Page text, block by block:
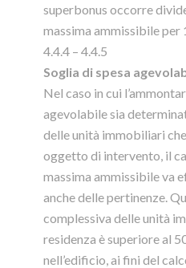
superbonus occorre
massima ammissibile per
4.4.4 – 4.4.5
Soglia di spesa
Nel caso in cui
agevolabile sia
delle unità immobiliari
oggetto di intervento, il
massima ammissibile va
anche delle pertinenze.
complessiva delle unità
residenza è superiore al
nell’edificio, ai fini del